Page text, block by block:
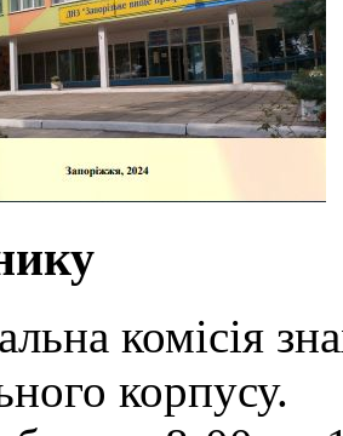
комісія
корпусу.